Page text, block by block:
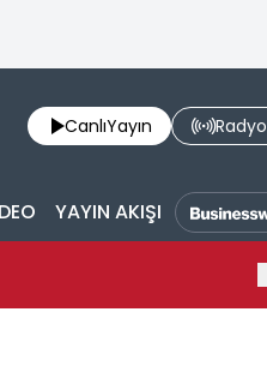
CanlıYayın Radyo
YAYIN AKIŞI